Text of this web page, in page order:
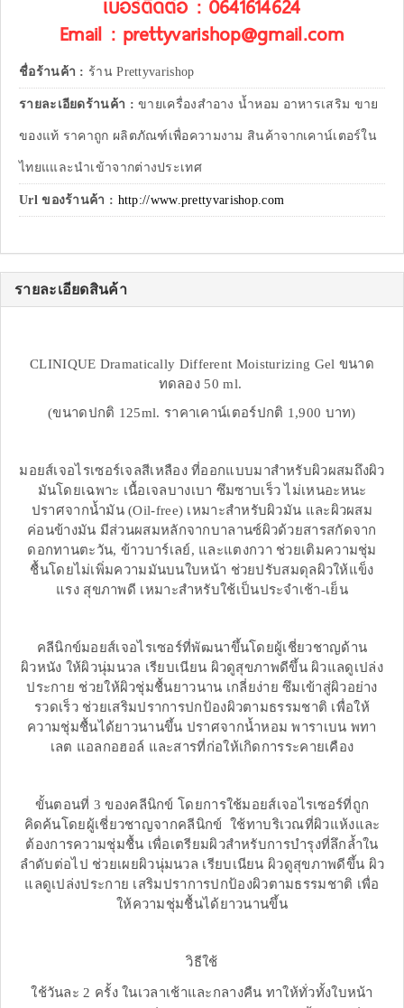
เบอร์ติดต่อ : 0641614624
Email : prettyvarishop@gmail.com
ชื่อร้านค้า : ร้าน Prettyvarishop
รายละเอียดร้านค้า :ขายเครื่องสำอาง น้ำหอม อาหารเสริม ขาย
ของแท้ ราคาถูก ผลิตภัณฑ์เพื่อความงาม สินค้าจากเคาน์เตอร์ใน
ไทยแและนำเข้าจากต่างประเทศ
Url ของร้านค้า : http://www.prettyvarishop.com
รายละเอียดสินค้า
CLINIQUE Dramatically Different Moisturizing Gel ขนาด
ทดลอง 50 ml.
(ขนาดปกติ 125ml. ราคาเคาน์เตอร์ปกติ 1,900 บาท)
มอยส์เจอไรเซอร์เจลสีเหลือง ที่ออกแบบมาสำหรับผิวผสมถึงผิว
มันโดยเฉพาะ เนื้อเจลบางเบา ซึมซาบเร็ว ไม่เหนอะหนะ
ปราศจากน้ำมัน (Oil-free) เหมาะสำหรับผิวมัน และผิวผสม
ค่อนข้างมัน มีส่วนผสมหลักจากบาลานซ์ผิวด้วยสารสกัดจาก
ดอกทานตะวัน, ข้าวบาร์เลย์, และแตงกวา ช่วยเติมความชุ่ม
ชื้นโดยไม่เพิ่มความมันบนใบหน้า ช่วยปรับสมดุลผิวให้แข็ง
แรง สุขภาพดี เหมาะสำหรับใช้เป็นประจำเช้า-เย็น
คลีนิกข์มอยส์เจอไรเซอร์ที่พัฒนาขึ้นโดยผู้เชี่ยวชาญด้าน
ผิวหนัง ให้ผิวนุ่มนวล เรียบเนียน ผิวดูสุขภาพดีขึ้น ผิวแลดูเปล่ง
ประกาย ช่วยให้ผิวชุ่มชื้นยาวนาน เกลี่ยง่าย ซึมเข้าสู่ผิวอย่าง
รวดเร็ว ช่วยเสริมปราการปกป้องผิวตามธรรมชาติ เพื่อให้
ความชุ่มชื้นได้ยาวนานขึ้น ปราศจากน้ำหอม พาราเบน พทา
เลต แอลกอฮอล์ และสารที่ก่อให้เกิดการระคายเคือง
ขั้นตอนที่ 3 ของคลีนิกข์ โดยการใช้มอยส์เจอไรเซอร์ที่ถูก
คิดค้นโดยผู้เชี่ยวชาญจากคลีนิกข์ ใช้ทาบริเวณที่ผิวแห้งและ
ต้องการความชุ่มชื้น เพื่อเตรียมผิวสำหรับการบำรุงที่ลึกล้ำใน
ลำดับต่อไป ช่วยเผยผิวนุ่มนวล เรียบเนียน ผิวดูสุขภาพดีขึ้น ผิว
แลดูเปล่งประกาย เสริมปราการปกป้องผิวตามธรรมชาติ เพื่อ
ให้ความชุ่มชื้นได้ยาวนานขึ้น
วิธีใช้
ใช้วันละ 2 ครั้ง ในเวลาเช้าและกลางคืน ทาให้ทั่วทั้งใบหน้า